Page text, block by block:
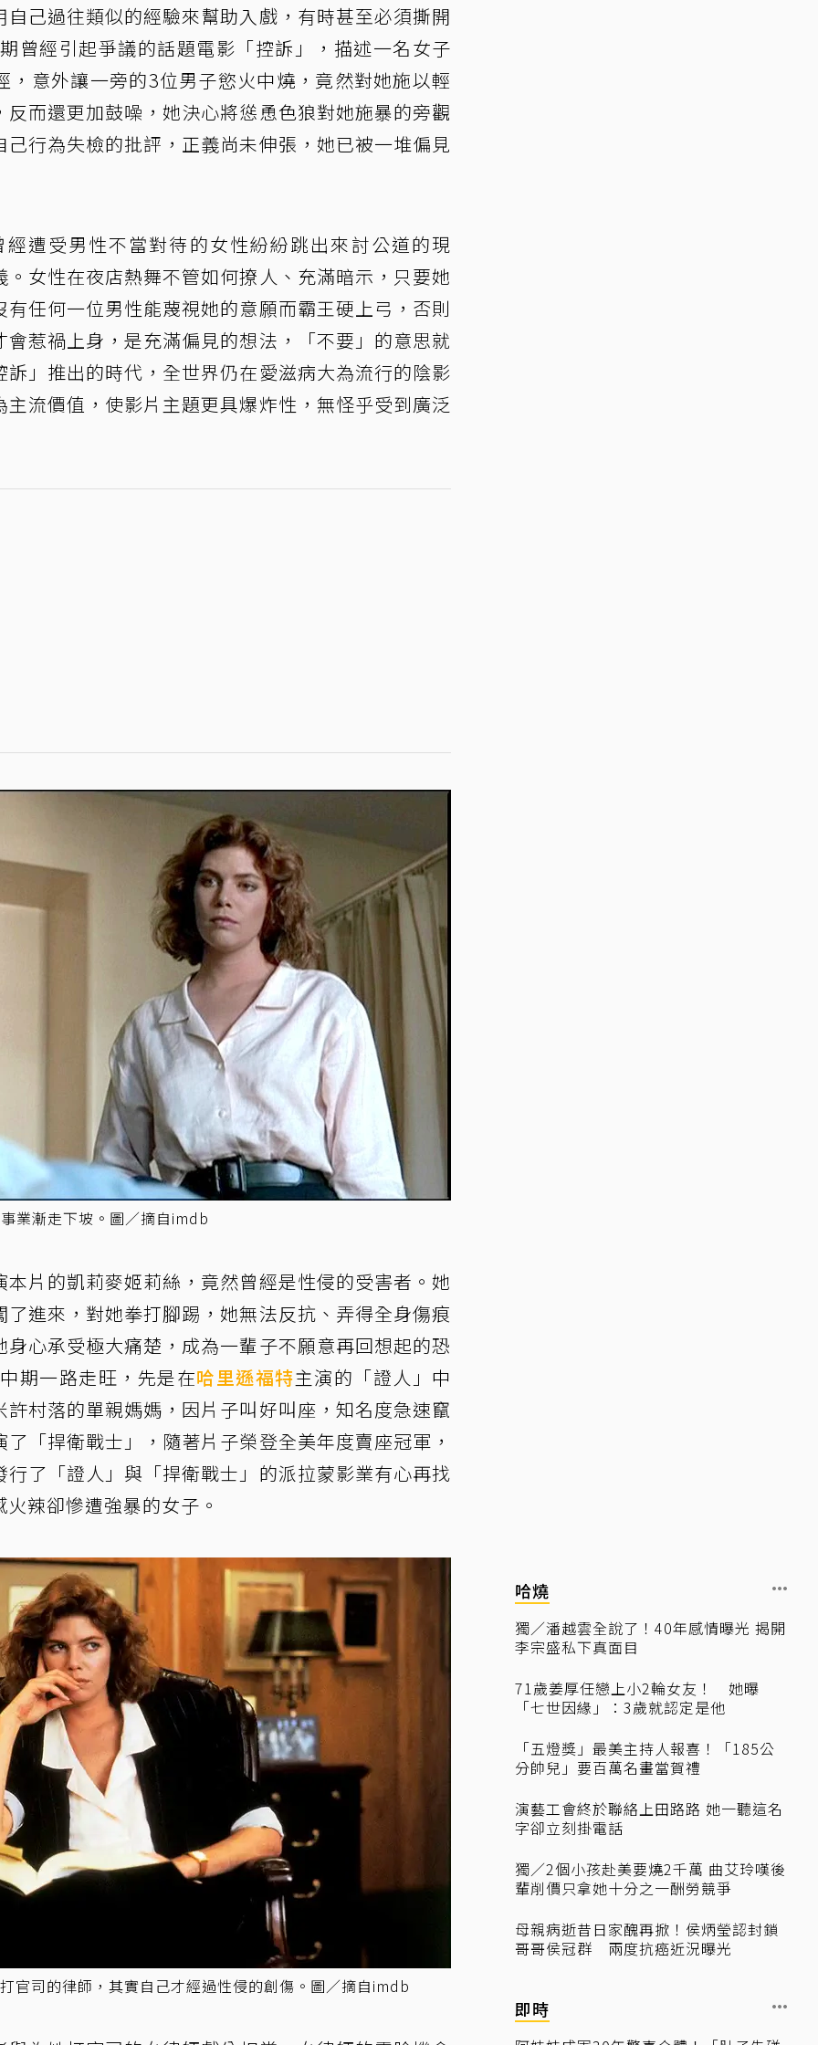
己過往類似的經驗來幫助入戲，有時甚至必須撕開
曾經引起爭議的話題電影「控訴」，描述一名女子
意外讓一旁的3位男子慾火中燒，竟然對她施以輕
而還更加鼓噪，她決心將慫恿色狼對她施暴的旁觀
行為失檢的批評，正義尚未伸張，她已被一堆偏見
遭受男性不當對待的女性紛紛跳出來討公道的現
女性在夜店熱舞不管如何撩人、充滿暗示，只要她
任何一位男性能蔑視她的意願而霸王硬上弓，否則
惹禍上身，是充滿偏見的想法，「不要」的意思就
」推出的時代，全世界仍在愛滋病大為流行的陰影
流價值，使影片主題更具爆炸性，無怪乎受到廣泛
業漸走下坡。圖／摘自imdb
片的凱莉麥姬莉絲，竟然曾經是性侵的受害者。她
進來，對她拳打腳踢，她無法反抗、弄得全身傷痕
心承受極大痛楚，成為一輩子不願意再回想起的恐
期一路走旺，先是在哈里遜福特主演的「證人」中
村落的單親媽媽，因片子叫好叫座，知名度急速竄
了「捍衛戰士」，隨著片子榮登全美年度賣座冠軍，
了「證人」與「捍衛戰士」的派拉蒙影業有心再找
辣卻慘遭強暴的女子。
官司的律師，其實自己才經過性侵的創傷。圖／摘自imdb
哈燒
獨／潘越雲全說了！40年感情曝光 揭開
李宗盛私下真面目
71歲姜厚任戀上小2輪女友！ 她曝
「七世因緣」：3歲就認定是他
「五燈獎」最美主持人報喜！「185公
分帥兒」要百萬名畫當賀禮
演藝工會終於聯絡上田路路 她一聽這名
字卻立刻掛電話
獨／2個小孩赴美要燒2千萬 曲艾玲嘆後
輩削價只拿她十分之一酬勞競爭
母親病逝昔日家醜再掀！侯炳瑩認封鎖
哥哥侯冠群 兩度抗癌近況曝光
即時